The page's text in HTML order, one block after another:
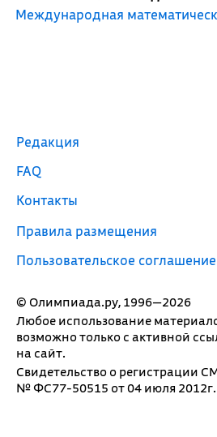
Международная
© Олимпиада.ру, 1996—2026
Любое использование
возможно только с активной
на сайт.
Свидетельство о регистрации
№ ФС77-50515 от 04 июля 2012г.
Редакция
FAQ
Контакты
Правила размещения
Пользовательское соглашение